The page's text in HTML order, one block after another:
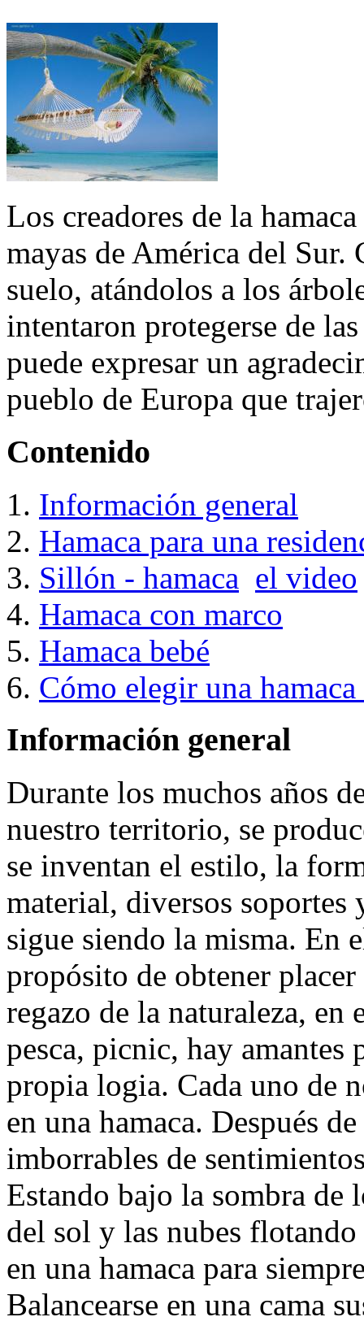
Los creadores de la
mayas de América del Sur.
suelo, atándolos a los
intentaron protegerse de
puede expresar un
pueblo de Europa que
Contenido
Información general
Hamaca para una
Sillón - hamaca el video
Hamaca con marco
Hamaca bebé
Cómo elegir una
Información general
Durante los muchos años
nuestro territorio, se
se inventan el estilo, la
material, diversos soportes
sigue siendo la misma. En
propósito de obtener
regazo de la naturaleza, en
pesca, picnic, hay amantes
propia logia. Cada uno de
en una hamaca. Después
imborrables de
Estando bajo la sombra de
del sol y las nubes
en una hamaca para
Balancearse en una cama